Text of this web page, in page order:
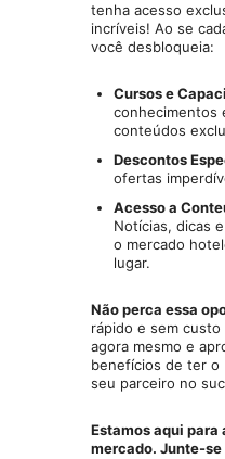
tenha acesso
incríveis! Ao se
você desbloqueia:
Cursos e
conhecimentos
conteúdos
Descontos
ofertas
Acesso a
Notícias, dicas
o mercado
lugar.
Não perca essa
rápido e sem
agora mesmo e
benefícios de ter o
seu parceiro no
Estamos aqui
mercado. Junte-se